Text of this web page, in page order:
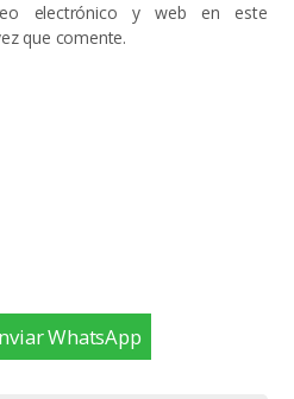
electrónico y web en este
que comente.
WhatsApp